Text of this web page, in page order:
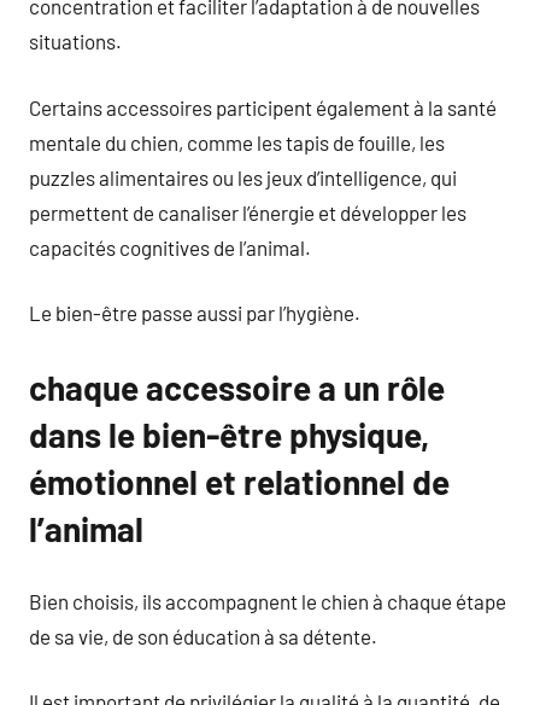
concentration et faciliter l’adaptation à de nouvelles
situations.
Certains accessoires participent également à la santé
mentale du chien, comme les tapis de fouille, les
puzzles alimentaires ou les jeux d’intelligence, qui
permettent de canaliser l’énergie et développer les
capacités cognitives de l’animal.
Le bien-être passe aussi par l’hygiène.
chaque accessoire a un rôle
dans le bien-être physique,
émotionnel et relationnel de
l’animal
Bien choisis, ils accompagnent le chien à chaque étape
de sa vie, de son éducation à sa détente.